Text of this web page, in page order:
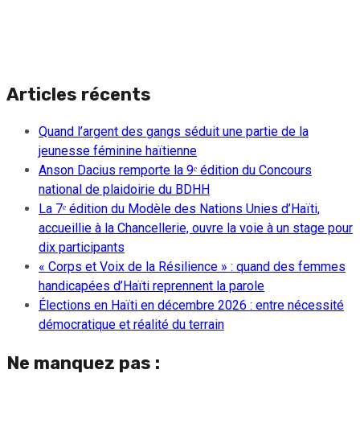
Articles récents
Quand l’argent des gangs séduit une partie de la
jeunesse féminine haïtienne
Anson Dacius remporte la 9ᵉ édition du Concours
national de plaidoirie du BDHH
La 7ᵉ édition du Modèle des Nations Unies d’Haïti,
accueillie à la Chancellerie, ouvre la voie à un stage pour
dix participants
« Corps et Voix de la Résilience » : quand des femmes
handicapées d’Haïti reprennent la parole
Élections en Haïti en décembre 2026 : entre nécessité
démocratique et réalité du terrain
Ne manquez pas :